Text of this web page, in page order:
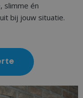
slimme én
bij jouw situatie.